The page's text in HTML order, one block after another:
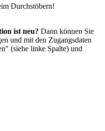
Durchstöbern!
ist neu? Dann können Sie
und mit den Zugangsdaten
(siehe linke Spalte) und